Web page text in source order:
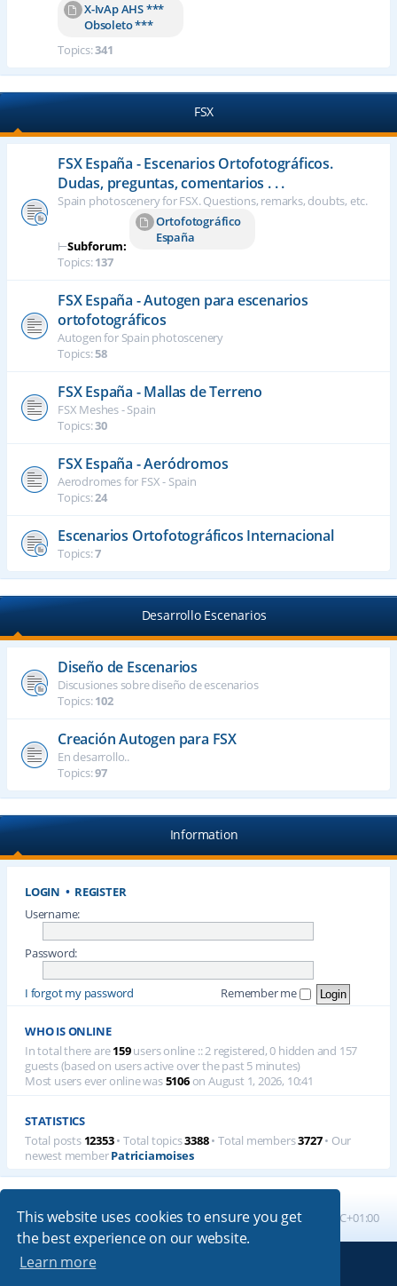
This website uses cookies to ensure you get
the best experience on our website.
Learn more
X-IvAp AHS ***
Obsoleto ***
Topics:341
FSX
FSX España - Escenarios Ortofotográficos.
Dudas, preguntas, comentarios . . .
Spain photoscenery for FSX. Questions, remarks, doubts, etc.
⊢Subforum:
Ortofotográfico
España
Topics:137
FSX España - Autogen para escenarios
ortofotográficos
Autogen for Spain photoscenery
Topics:58
FSX España - Mallas de Terreno
FSX Meshes - Spain
Topics:30
FSX España - Aeródromos
Aerodromes for FSX - Spain
Topics:24
Escenarios Ortofotográficos Internacional
Topics:7
Desarrollo Escenarios
Diseño de Escenarios
Discusiones sobre diseño de escenarios
Topics:102
Creación Autogen para FSX
En desarrollo..
Topics:97
Information
LOGIN • REGISTER
Username:
Password:
I forgot my password Remember me
WHO IS ONLINE
In total there are159users online :: 2 registered, 0 hidden and 157
guests (based on users active over the past 5 minutes)
Most users ever online was5106on August 1, 2026, 10:41
STATISTICS
Total posts 12353• Total topics3388• Total members3727• Our
newest memberPatriciamoises
Board index All times are UTC+01:00